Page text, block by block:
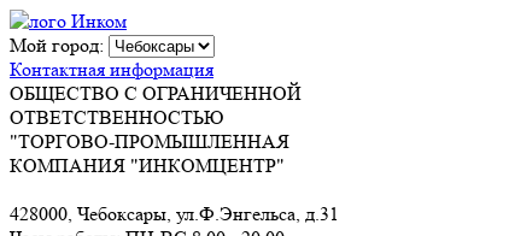
Мой город:
Контактная информация
ОБЩЕСТВО С ОГРАНИЧЕННОЙ
ОТВЕТСТВЕННОСТЬЮ
"ТОРГОВО-ПРОМЫШЛЕННАЯ
КОМПАНИЯ "ИНКОМЦЕНТР"
428000, Чебоксары, ул.Ф.Энгельса, д.31